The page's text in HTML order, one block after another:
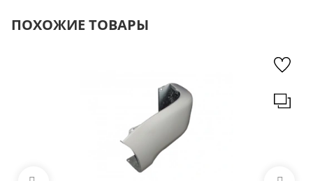
ПОХОЖИЕ ТОВАРЫ